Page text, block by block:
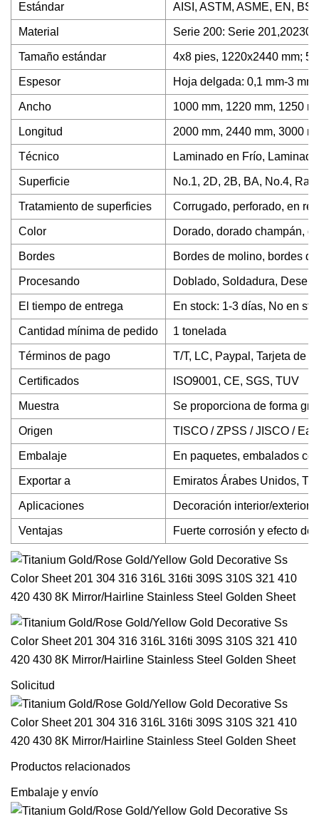
Estándar AISI, ASTM, ASME, EN, BS,
Material Serie 200: Serie
Tamaño estándar 4x8 pies, 1220x2440 mm;
Espesor Hoja delgada: 0,1 mm-3
Ancho 1000 mm, 1220 mm, 1250
Longitud 2000 mm, 2440 mm, 3000
Técnico Laminado en Frío,
Superficie No.1, 2D, 2B, BA, No.4,
Tratamiento de superficies Corrugado, perforado, en
Color Dorado, dorado champán,
Bordes Bordes de molino, bordes
Procesando Doblado, Soldadura,
El tiempo de entrega En stock: 1-3 días, No en
Cantidad mínima de pedido 1 tonelada
Términos de pago T/T, LC, Paypal, Tarjeta de
Certificados ISO9001, CE, SGS, TUV
Muestra Se proporciona de forma
Origen TISCO / ZPSS / JISCO /
Embalaje En paquetes, embalados
Exportar a Emiratos Árabes Unidos,
Aplicaciones Decoración interior/exterior/
Ventajas Fuerte corrosión y efecto
Solicitud
Productos relacionados
Embalaje y envío